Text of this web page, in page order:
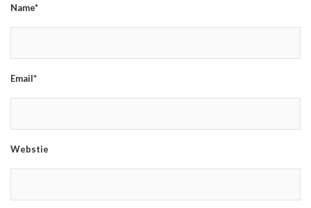
Name*
Email*
Webstie